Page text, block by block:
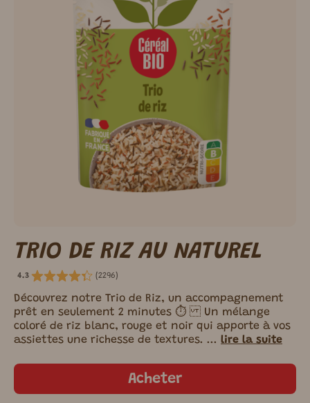
TRIO DE RIZ AU NATUREL
4.3 (2296)
Découvrez notre Trio de Riz, un accompagnement
prêt en seulement 2 minutes ⏱️ Un mélange
coloré de riz blanc, rouge et noir qui apporte à vos
assiettes une richesse de textures. ... lire la suite
Acheter